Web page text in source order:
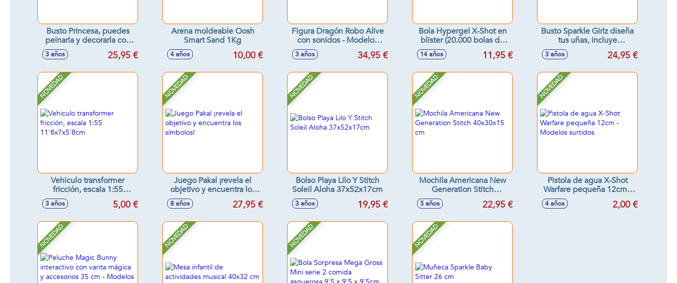
Busto Princesa, puedes
peinarla y decorarla con
sus accesorios.
54X14,5X38 Cm
3 años 25,95 €
Arena moldeable Oosh
Smart Sand 1Kg
4 años 10,00 €
Figura Dragón Robo Alive
con sonidos - Modelos
3 años 34,95 €
Bola Hypergel X-Shot en
blister (20.000 bolas de
gel) 12cm
14 años 11,95 €
Busto Sparkle Girlz diseña
tus uñas, incluye
accesorios, 25cm
3 años 24,95 €
NOVEDAD
Vehiculo transformer
fricción, escala 1:55
11'8x7x5'8cm
3 años 5,00 €
NOVEDAD
Juego Pakal ¡revela el
objetivo y encuentra los
8 años 27,95 €
NOVEDAD
Bolso Playa Lilo Y Stitch
Soleil Aloha 37x52x17cm
3 años 19,95 €
NOVEDAD
Mochila Americana New
Generation Stitch
40x30x15 cm
5 años 22,95 €
NOVEDAD
Pistola de agua X-Shot
Warfare pequeña 12cm -
Modelos surtidos
4 años 2,00 €
NOVEDAD NOVEDAD NOVEDAD NOVEDAD